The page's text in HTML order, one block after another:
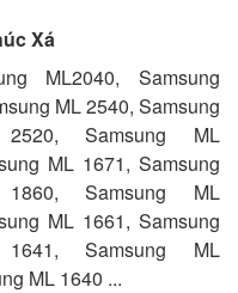
Xá
ML2040, Samsung
ML 2540, Samsung
Samsung ML
ML 1671, Samsung
Samsung ML
ML 1661, Samsung
Samsung ML
ML 1640 ...